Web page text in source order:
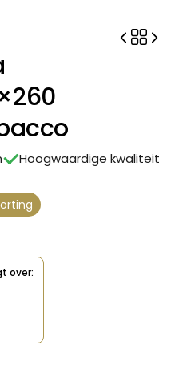
Hoogwaardige kwaliteit
over: